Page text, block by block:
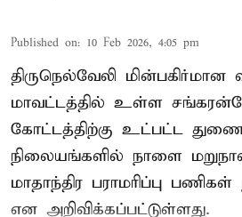
Published on: 10 Feb 2026, 4:05 pm
திருநெல்வேலி
மாவட்டத்தில் உள்ள
கோட்டத்திற்கு உட்பட்ட
நிலையங்களில் நாளை
மாதாந்திர பராமரிப்பு
என அறிவிக்கப்பட்டுள்ளது.